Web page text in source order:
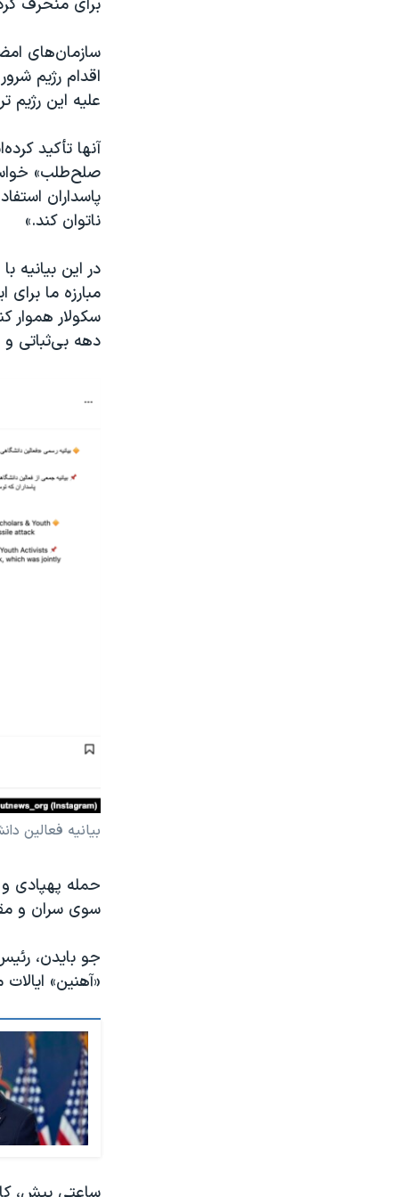
سازمان‌های
اقدام رژیم
علیه این رژیم
آنها تأکید
صلح‌طلب»
پاسداران
ناتوان کند.»
در این بیانیه
مبارزه ما
سکولار هموار
دهه بی‌ثباتی
بیانیه فعالین
حمله پهپادی
سوی سران و
جو بایدن،
«آهنین»